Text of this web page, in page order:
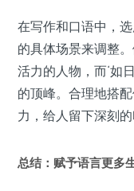
在写作和口语中，
的具体场景来调整
活力的人物，而‘如
的顶峰。合理地搭
力，给人留下深刻的
总结：赋予语言更多